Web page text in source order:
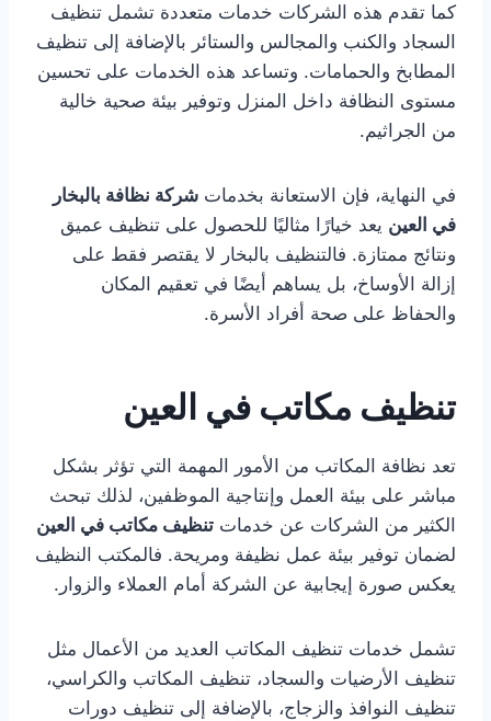
كما تقدم هذه الشركات خدمات متعددة تشمل تنظيف
السجاد والكنب والمجالس والستائر بالإضافة إلى تنظيف
المطابخ والحمامات. وتساعد هذه الخدمات على تحسين
مستوى النظافة داخل المنزل وتوفير بيئة صحية خالية
من الجراثيم.
في النهاية، فإن الاستعانة بخدمات شركة نظافة بالبخار
في العين يعد خيارًا مثاليًا للحصول على تنظيف عميق
ونتائج ممتازة. فالتنظيف بالبخار لا يقتصر فقط على
إزالة الأوساخ، بل يساهم أيضًا في تعقيم المكان
والحفاظ على صحة أفراد الأسرة.
تنظيف مكاتب في العين
تعد نظافة المكاتب من الأمور المهمة التي تؤثر بشكل
مباشر على بيئة العمل وإنتاجية الموظفين، لذلك تبحث
الكثير من الشركات عن خدمات تنظيف مكاتب في العين
لضمان توفير بيئة عمل نظيفة ومريحة. فالمكتب النظيف
يعكس صورة إيجابية عن الشركة أمام العملاء والزوار.
تشمل خدمات تنظيف المكاتب العديد من الأعمال مثل
تنظيف الأرضيات والسجاد، تنظيف المكاتب والكراسي،
تنظيف النوافذ والزجاج، بالإضافة إلى تنظيف دورات